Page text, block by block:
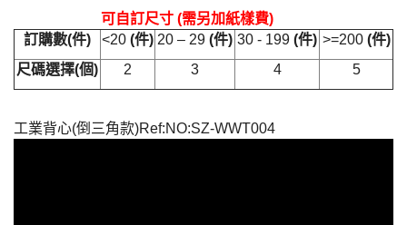
可自訂尺寸 (需另加紙樣費)
訂購數(件) <20 (件) 20 – 29 (件) 30 - 199 (件) >=200 (件)
尺碼選擇(個) 2 3 4 5
工業背心(倒三角款)Ref:NO:SZ-WWT004